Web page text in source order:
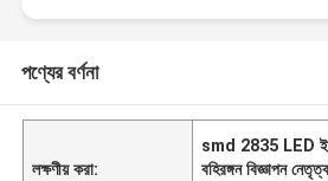
পণ্যের বর্ণনা
লক্ষণীয় করা:
smd 2835 LED
বহিরঙ্গন বিজ্ঞাপন